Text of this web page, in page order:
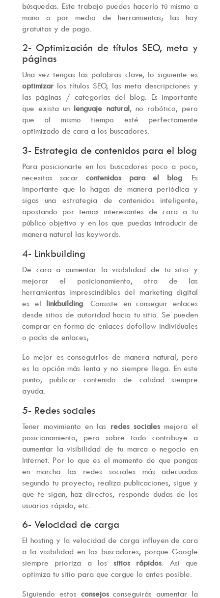
búsquedas. Este trabajo puedes hacerlo tú mismo a
mano o por medio de herramientas; las hay
gratuitas y de pago.
2- Optimización de títulos SEO, meta y
páginas
Una vez tengas las palabras clave, lo siguiente es
optimizarlos títulos SEO, las meta descripciones y
las páginas / categorías del blog. Es importante
que exista un lenguaje natural, no robótico, pero
que al mismo tiempo esté perfectamente
optimizado de cara a los buscadores.
3- Estrategia de contenidos para el blog
Para posicionarte en los buscadores poco a poco,
necesitas sacar contenidos para el blog. Es
importante que lo hagas de manera periódica y
sigas una estrategia de contenidos inteligente;
apostando por temas interesantes de cara a tu
público objetivo y en los que puedas introducir de
manera natural las keywords.
4- Linkbuilding
De cara a aumentar la visibilidad de tu sitio y
mejorar el posicionamiento, otra de las
herramientas imprescindibles del marketing digital
es el linkbuilding. Consiste en conseguir enlaces
desde sitios de autoridad hacia tu sitio. Se pueden
comprar en forma de enlaces dofollow individuales
o packs de enlaces;
Lo mejor es conseguirlos de manera natural, pero
es la opción más lenta y no siempre llega. En este
punto, publicar contenido de calidad siempre
ayuda.
5- Redes sociales
Tener movimiento en las redes socialesmejora el
posicionamiento, pero sobre todo contribuye a
aumentar la visibilidad de tu marca o negocio en
Internet. Por lo que es el momento de que pongas
en marcha las redes sociales más adecuadas
segundo tu proyecto; realiza publicaciones, sigue y
que te sigan, haz directos, responde dudas de los
usuarios rápido, etc.
6- Velocidad de carga
El hosting y la velocidad de carga influyen de cara
a la visibilidad en los buscadores, porque Google
siempre prioriza a los sitios rápidos. Así que
optimiza tu sitio para que cargue lo antes posible.
Siguiendo estos consejosconseguirás aumentar la